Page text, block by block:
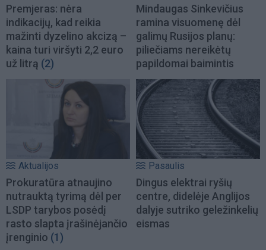
Premjeras: nėra
indikacijų, kad reikia
mažinti dyzelino akcizą –
kaina turi viršyti 2,2 euro
už litrą (2)
Mindaugas Sinkevičius
ramina visuomenę dėl
galimų Rusijos planų:
piliečiams nereikėtų
papildomai baimintis
Aktualijos
Prokuratūra atnaujino
nutrauktą tyrimą dėl per
LSDP tarybos posėdį
rasto slapta įrašinėjančio
įrenginio (1)
Pasaulis
Dingus elektrai ryšių
centre, didelėje Anglijos
dalyje sutriko geležinkelių
eismas